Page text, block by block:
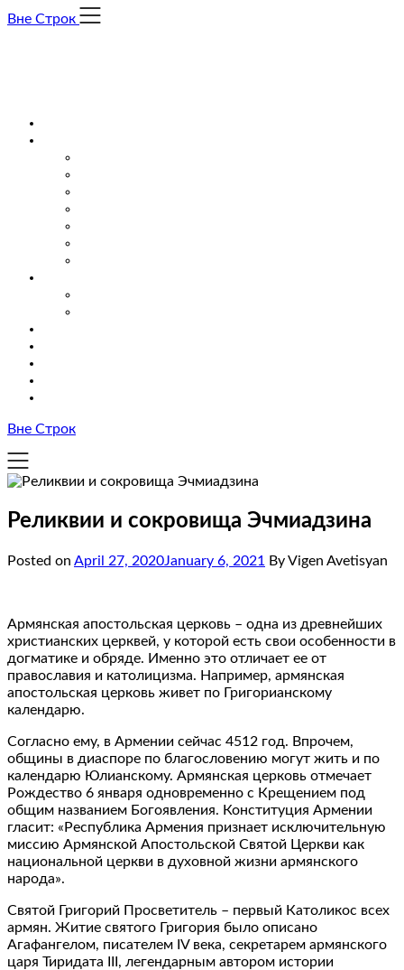
Skip
Вне Строк
Вне Строк
Реликвии и сокровища Эчмиадзина
Posted on April 27, 2020January 6, 2021 By Vigen Avetisyan
Армянская апостольская церковь – одна из древнейших
христианских церквей, у которой есть свои особенности в
догматике и обряде. Именно это отличает ее от
православия и католицизма. Например, армянская
апостольская церковь живет по Григорианскому
календарю.
Согласно ему, в Армении сейчас 4512 год. Впрочем,
общины в диаспоре по благословению могут жить и по
календарю Юлианскому. Армянская церковь отмечает
Рождество 6 января одновременно с Крещением под
общим названием Богоявления. Конституция Армении
гласит: «Республика Армения признает исключительную
миссию Армянской Апостольской Святой Церкви как
национальной церкви в духовной жизни армянского
народа».
Святой Григорий Просветитель – первый Католикос всех
армян. Житие святого Григория было описано
Агафангелом, писателем IV века, секретарем армянского
царя Тиридата III, легендарным автором истории